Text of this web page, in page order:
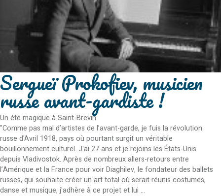
Sergueï Prokofiev, musicien
russe avant-gardiste !
Un été magique à Saint-Brevin
"Comme pas mal d’artistes de l’avant-garde, je fuis la révolution
russe d'Avril 1918, pays où pourtant surgit un véritable
bouillonnement culturel. J'ai 27 ans et je rejoins les États-Unis
depuis Vladivostok. Après de nombreux allers-retours entre
l’Amérique et la France pour voir Diaghilev, le fondateur des ballets
russes, qui souhaite créer un art total où serait réunis costumes,
danse et musique, j'adhère à ce projet et lui ...